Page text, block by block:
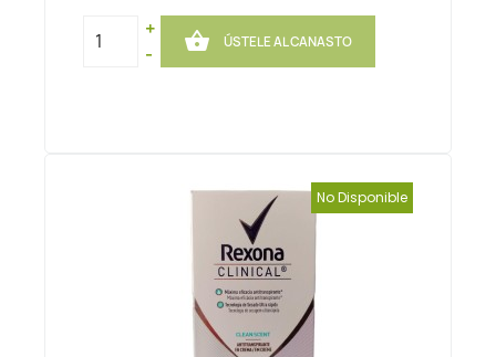
+
-
 ÚSTELE AL CANASTO
No Disponible